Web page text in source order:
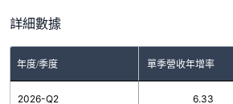
詳細數據
年度/季度 單季營收年增率
2026-Q2 6.33